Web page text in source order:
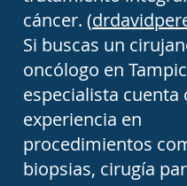
hospitalización y
una recuperación
rápida.
El tratamiento del
requiere siempre
cáncer. (
Si buscas un
oncólogo en
especialista cuenta
experiencia en
procedimientos
biopsias, cirugía